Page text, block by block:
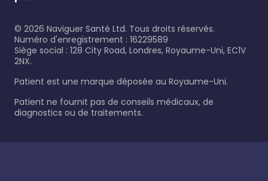
© 2026 Naviguer Santé Ltd. Tous droits réservés.
Numéro d'enregistrement : 16229589
Siège social : 128 City Road, Londres, Royaume-Uni, EC1V
2NX.
Patient est une marque déposée au Royaume-Uni.
Patient ne fournit pas de conseils médicaux, de
diagnostics ou de traitements.